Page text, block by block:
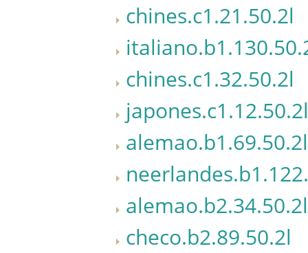
chines.c1.21.50.2l
chines.c1.32.50.2l
japones.c1.12.50.2l
alemao.b1.69.50.2l
alemao.b2.34.50.2l
checo.b2.89.50.2l